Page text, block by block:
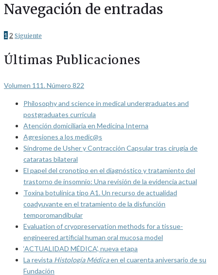
Navegación de entradas
1 2 Siguiente
Últimas Publicaciones
Volumen 111. Número 822
Philosophy and science in medical undergraduates and
postgraduates curricula
Atención domiciliaria en Medicina Interna
Agresiones a los medic@s
Síndrome de Usher y Contracción Capsular tras cirugía de
cataratas bilateral
El papel del cronotipo en el diagnóstico y tratamiento del
trastorno de insomnio: Una revisión de la evidencia actual
Toxina botulínica tipo A1. Un recurso de actualidad
coadyuvante en el tratamiento de la disfunción
temporomandibular
Evaluation of cryopreservation methods for a tissue-
engineered artificial human oral mucosa model
‘ACTUALIDAD MÉDICA’, nueva etapa
La revista Histología Médicaen el cuarenta aniversario de su
Fundación